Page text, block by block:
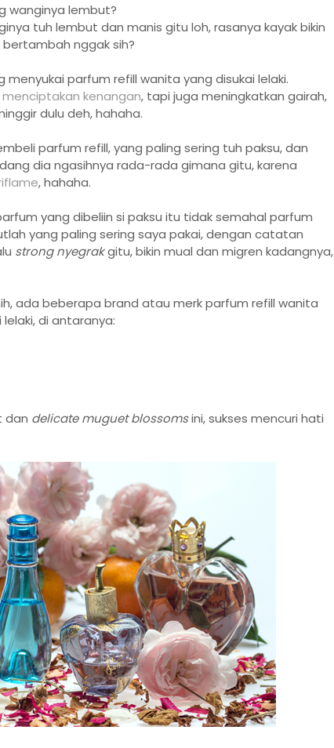
wanginya lembut?
tuh lembut dan manis gitu loh, rasanya kayak bikin
nggak sih?
parfum refill wanita yang disukai lelaki.
menciptakan kenangan, tapi juga meningkatkan gairah,
dulu deh, hahaha.
parfum refill, yang paling sering tuh paksu, dan
dia ngasihnya rada-rada gimana gitu, karena
, hahaha.
yang dibeliin si paksu itu tidak semahal parfum
yang paling sering saya pakai, dengan catatan
strong nyegrakgitu, bikin mual dan migren kadangnya,
ada beberapa brand atau merk parfum refill wanita
di antaranya:
dan delicate muguet blossomsini, sukses mencuri hati